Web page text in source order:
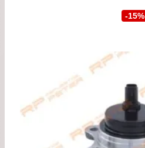
-15%